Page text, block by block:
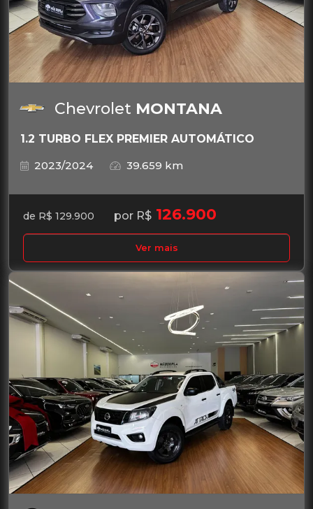
Chevrolet MONTANA
1.2 TURBO FLEX PREMIER AUTOMÁTICO
2023/2024
39.659 km
de R$ 129.900 por R$ 126.900
Ver mais